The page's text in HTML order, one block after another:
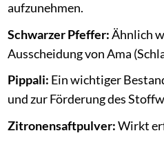
aufzunehmen.
Schwarzer Pfeffer:Ähnlich
Ausscheidung von Ama
Pippali: Ein wichtiger
und zur Förderung des
Zitronensaftpulver:Wirkt